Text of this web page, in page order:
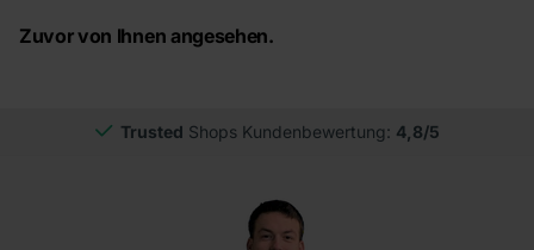
Zuvor von Ihnen angesehen.
Trusted Shops Kundenbewertung: 4,8/5